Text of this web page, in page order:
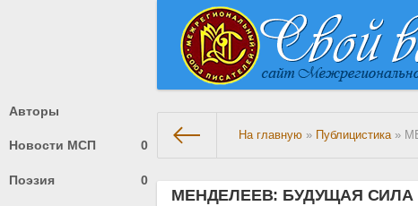
Авторы
Новости МСП 0
Поэзия 0
На главную » Публицистика»
МЕНДЕЛЕЕВ: БУДУЩАЯ СИЛА